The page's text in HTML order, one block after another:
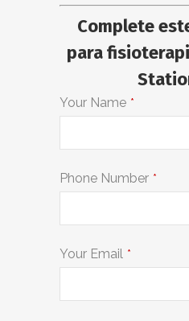
Complete
para
Your Name *
Phone Number *
Your Email *